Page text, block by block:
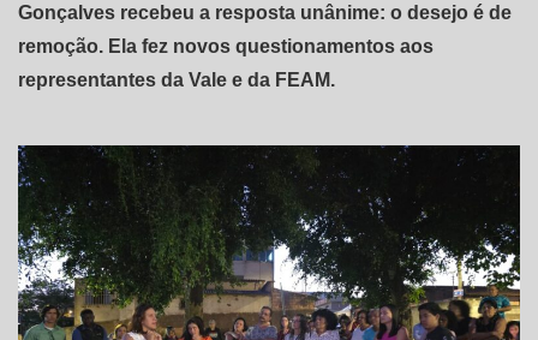
Gonçalves recebeu a resposta unânime: o desejo é de
remoção. Ela fez novos questionamentos aos
representantes da Vale e da FEAM.